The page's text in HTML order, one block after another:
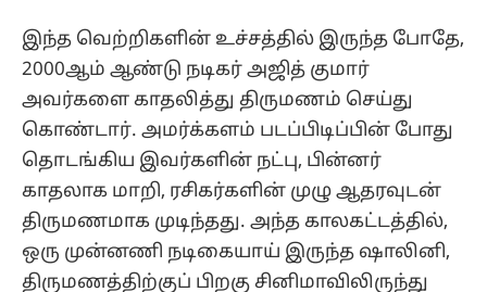
இந்த வெற்றிகளின் உச்சத்தில் இருந்த போதே,
2000ஆம் ஆண்டு நடிகர் அஜித் குமார்
அவர்களை காதலித்து திருமணம் செய்து
கொண்டார். அமர்க்களம் படப்பிடிப்பின் போது
தொடங்கிய இவர்களின் நட்பு, பின்னர்
காதலாக மாறி, ரசிகர்களின் முழு ஆதரவுடன்
திருமணமாக முடிந்தது. அந்த காலகட்டத்தில்,
ஒரு முன்னணி நடிகையாய் இருந்த ஷாலினி,
திருமணத்திற்குப் பிறகு சினிமாவிலிருந்து